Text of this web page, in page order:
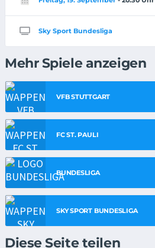
Sky Sport Bundesliga
Mehr Spiele anzeigen
VFB STUTTGART
FC ST. PAULI
BUNDESLIGA
SKY SPORT BUNDESLIGA
Diese Seite teilen